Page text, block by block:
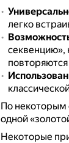
легко
секвенцию»,
По некоторым
одной
Некоторые